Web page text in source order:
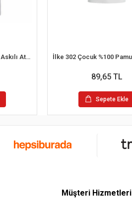
Öztaş 3010 Çocuk Ribana Askılı Atlet
89,65 TL
Sepete Ekle
Müşteri Hizmetleri